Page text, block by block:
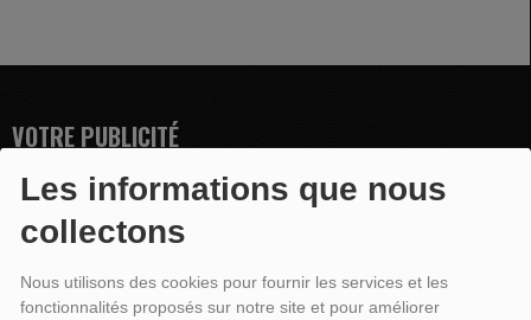
Les informations que nous
collectons
Nous utilisons des cookies pour fournir les services et les
fonctionnalités proposés sur notre site et pour améliorer
VOTRE PUBLICITÉ